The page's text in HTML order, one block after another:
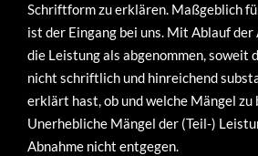
Schriftform zu erklären. Maßgeblich
ist der Eingang bei uns. Mit Ablauf
die Leistung als abgenommen, soweit
nicht schriftlich und hinreichend
erklärt hast, ob und welche Mängel zu
Unerhebliche Mängel der (Teil-)
Abnahme nicht entgegen.